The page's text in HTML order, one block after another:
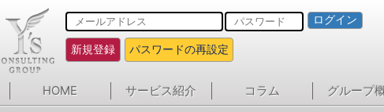
ログイン
新規登録 パスワードの再設定
HOME サービス紹介 コラム グループ